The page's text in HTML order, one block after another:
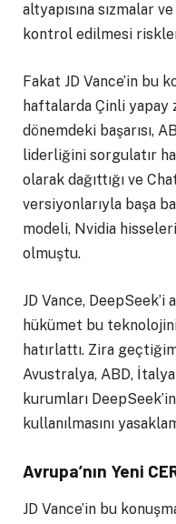
altyapısına sızmalar
kontrol edilmesi
Fakat JD Vance’in bu
haftalarda Çinli yapay
dönemdeki başarısı,
liderliğini sorgulatır
olarak dağıttığı ve
versiyonlarıyla başa
modeli, Nvidia
olmuştu.
JD Vance, DeepSeek’i
hükümet bu
hatırlattı. Zira
Avustralya, ABD,
kurumları
kullanılmasını
Avrupa’nın Yeni
JD Vance’in bu